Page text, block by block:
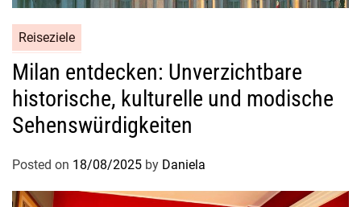
m
S
i
e
d
n
e
Reiseziele
Milan entdecken: Unverzichtbare
historische, kulturelle und modische
Sehenswürdigkeiten
Posted on 18/08/2025 by Daniela